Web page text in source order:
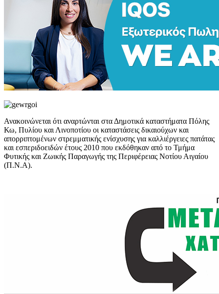
Ανακοινώνεται ότι αναρτώνται στα Δημοτικά καταστήματα Πόλης
Κω, Πυλίου και Λινοποτίου οι καταστάσεις δικαιούχων και
απορριπτομένων στρεμματικής ενίσχυσης για καλλιέργειες πατάτας
και εσπεριδοειδών έτους 2010 που εκδόθηκαν από το Τμήμα
Φυτικής και Ζωικής Παραγωγής της Περιφέρειας Νοτίου Αιγαίου
(Π.Ν.Α).